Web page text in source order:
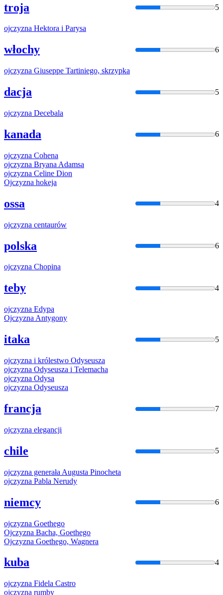
troja 5
ojczyzna Hektora i Parysa
włochy 6
ojczyzna Giuseppe Tartiniego, skrzypka
dacja 5
ojczyzna Decebala
kanada 6
ojczyzna Cohena
ojczyzna Bryana Adamsa
ojczyzna Celine Dion
Ojczyzna hokeja
ossa 4
ojczyzna centaurów
polska 6
ojczyzna Chopina
teby 4
ojczyzna Edypa
Ojczyzna Antygony
itaka 5
ojczyzna i królestwo Odyseusza
ojczyzna Odyseusza i Telemacha
ojczyzna Odysa
ojczyzna Odyseusza
francja 7
ojczyzna elegancji
chile 5
ojczyzna generała Augusta Pinocheta
ojczyzna Pabla Nerudy
niemcy 6
ojczyzna Goethego
Ojczyzna Bacha, Goethego
Ojczyzna Goethego, Wagnera
kuba 4
ojczyzna Fidela Castro
ojczyzna rumby